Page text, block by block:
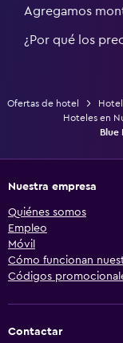
Agregamos
¿Por qué los
Ofertas de hotel
Hoteles en
Blue
Nuestra empresa
Quiénes somos
Empleo
Móvil
Cómo funcionan
Códigos
Contactar